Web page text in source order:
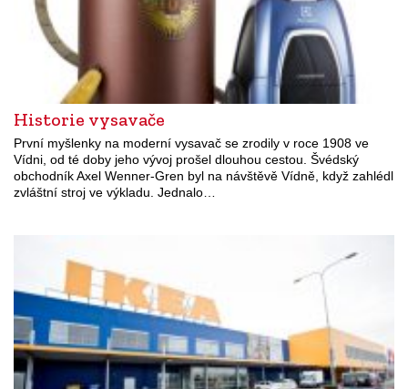
Historie vysavače
První myšlenky na moderní vysavač se zrodily v roce 1908 ve
Vídni, od té doby jeho vývoj prošel dlouhou cestou. Švédský
obchodník Axel Wenner-Gren byl na návštěvě Vídně, když zahlédl
zvláštní stroj ve výkladu. Jednalo…